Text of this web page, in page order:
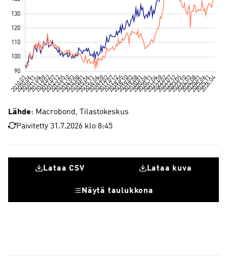
Lähde: Macrobond, Tilastokeskus
Päivitetty 31.7.2026 klo 8:45
Lataa CSV Lataa kuva
Näytä taulukkona